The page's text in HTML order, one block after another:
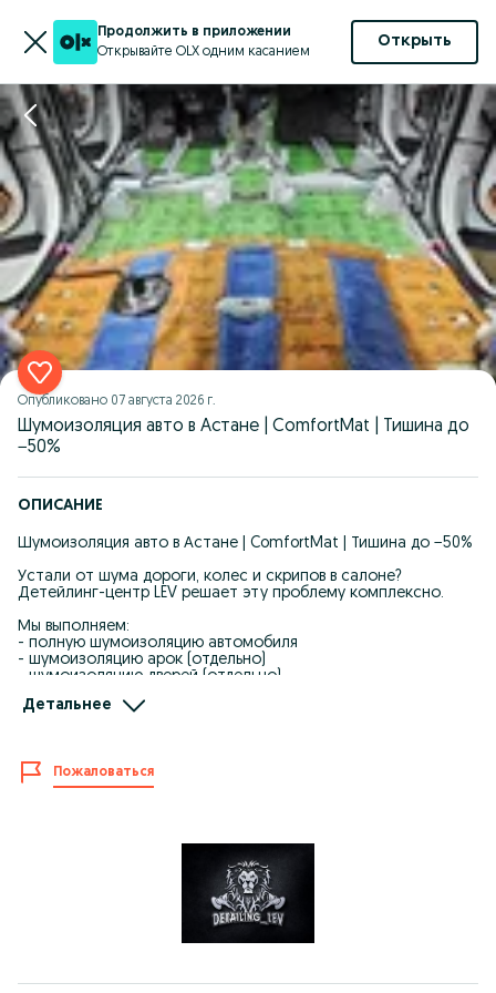
Продолжить в приложении
Открывайте OLX одним касанием
Открыть
Опубликовано 07 августа 2026 г.
Шумоизоляция авто в Астане | ComfortMat | Тишина до
−50%
ОПИСАНИЕ
Шумоизоляция авто в Астане | ComfortMat | Тишина до −50%
Устали от шума дороги, колес и скрипов в салоне?
Детейлинг-центр LEV решает эту проблему комплексно.
Мы выполняем:
- полную шумоизоляцию автомобиля
- шумоизоляцию арок (отдельно)
- шумоизоляцию дверей (отдельно)
сверчков)
Что вы получите:
* устранение скрипов и посторонних звуков
* улучшение звучания акустики
* мягкое и тихое закрытие дверей
* дополнительную теплоизоляцию зимой
* защиту от коррозии и конденсата
Детальнее
Пожаловаться